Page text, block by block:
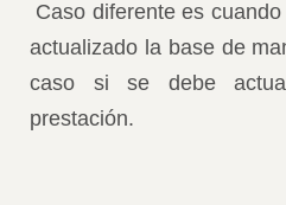
Caso diferente es
actualizado la base de
caso si se debe
prestación.